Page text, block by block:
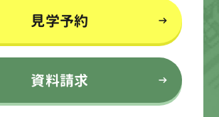
見学予約
資料請求